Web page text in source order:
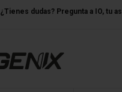
¿Tienes dudas? Pregunta a IO, tu